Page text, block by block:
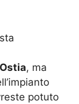
, ma
potuto